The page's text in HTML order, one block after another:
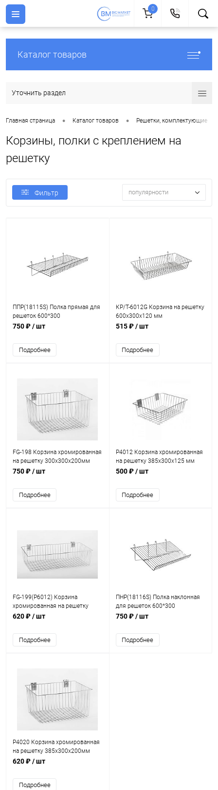
Каталог товаров
Уточнить раздел
Главная страница • Каталог товаров • Решетки, комплектующие
Корзины, полки с креплением на
решетку
Фильтр популярности
ППР(18115S) Полка прямая для
решеток 600*300
750 ₽/ шт
Подробнее
КР/Т-6012G Корзина на решетку
600x300x120 мм
515 ₽/ шт
Подробнее
FG-198 Корзина хромированная
на решетку 300х300х200мм
750 ₽/ шт
Подробнее
P4012 Корзина хромированная
на решетку 385х300х125 мм
500 ₽/ шт
Подробнее
FG-199(P6012) Корзина
хромированная на решетку
585х300х125 мм
620 ₽/ шт
Подробнее
ПНР(18116S) Полка наклонная
для решеток 600*300
750 ₽/ шт
Подробнее
P4020 Корзина хромированная
на решетку 385х300х200мм
620 ₽/ шт
Подробнее
0